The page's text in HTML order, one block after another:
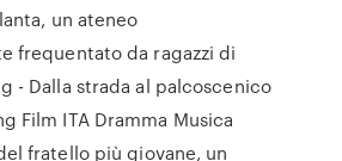
un ateneo
frequentato da ragazzi di
- Dalla strada al palcoscenico
Film ITA Dramma Musica
fratello più giovane, un